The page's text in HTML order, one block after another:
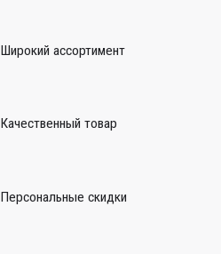
Широкий ассортимент
Качественный товар
Персональные скидки